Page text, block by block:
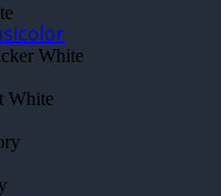
White
White